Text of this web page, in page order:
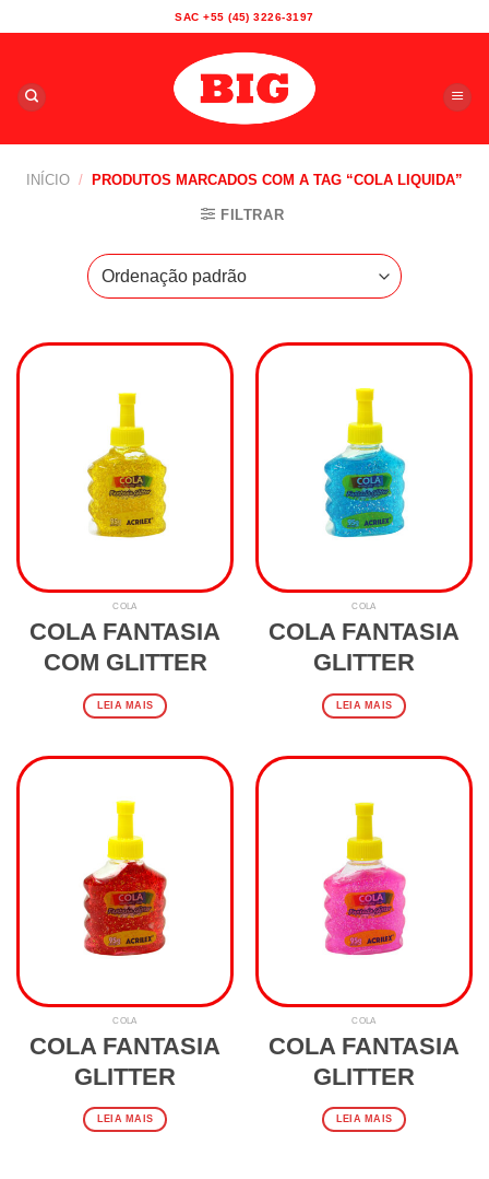
to
SAC +55 (45) 3226-3197
INÍCIO / PRODUTOS MARCADOS COM A TAG “COLA LIQUIDA”
FILTRAR
COLA
COLA FANTASIA
COM GLITTER
LEIA MAIS
COLA
COLA FANTASIA
GLITTER
LEIA MAIS
COLA
COLA FANTASIA
GLITTER
LEIA MAIS
COLA
COLA FANTASIA
GLITTER
LEIA MAIS